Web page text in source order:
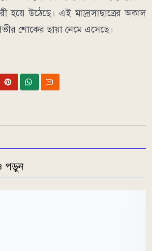
হয়ে উঠেছে। এই মাদ্রাসাছাত্রের অকাল
শোকের ছায়া নেমে এসেছে।
পড়ুন